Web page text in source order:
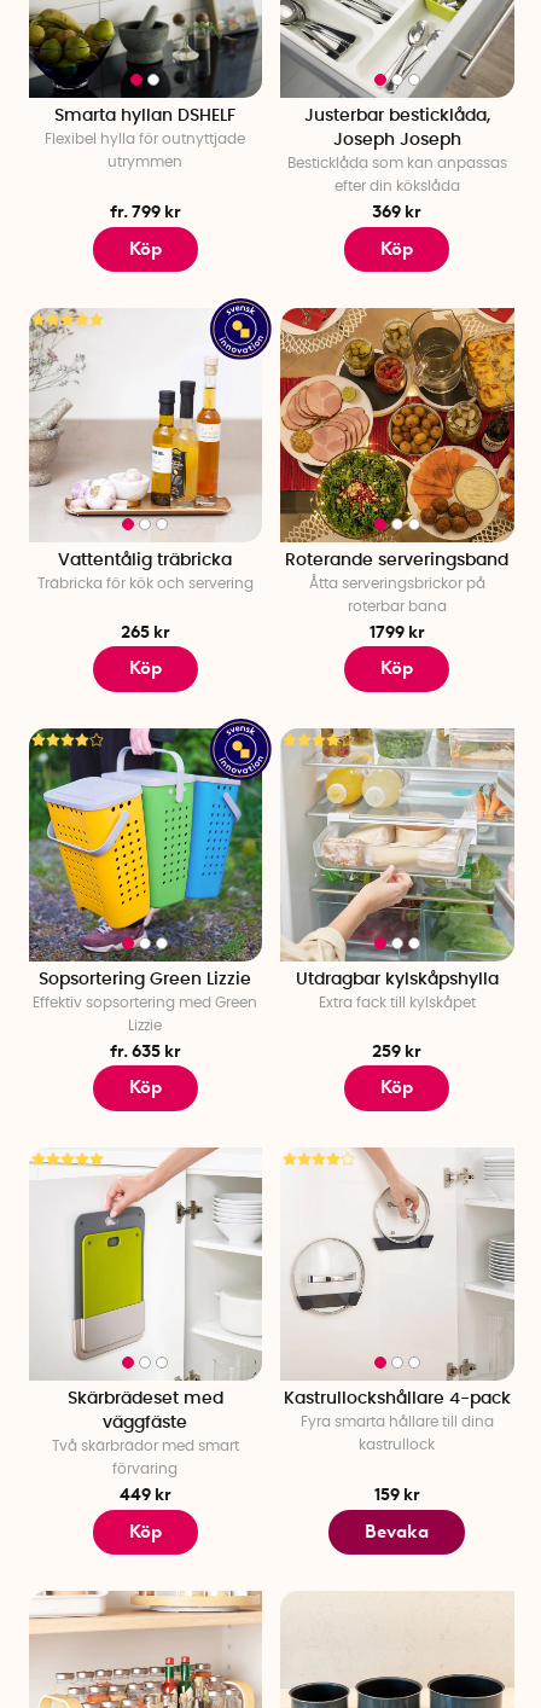
Smarta hyllan DSHELF
Flexibel hylla för outnyttjade
utrymmen
fr. 799 kr
Köp
Justerbar besticklåda,
Joseph Joseph
Besticklåda som kan anpassas
efter din kökslåda
369 kr
Köp
Vattentålig träbricka
Träbricka för kök och servering
265 kr
Köp
Roterande serveringsband
Åtta serveringsbrickor på
roterbar bana
1799 kr
Köp
Sopsortering Green Lizzie
Effektiv sopsortering med Green
Lizzie
fr. 635 kr
Köp
Utdragbar kylskåpshylla
Extra fack till kylskåpet
259 kr
Köp
Skärbrädeset med
väggfäste
Två skärbrädor med smart
förvaring
449 kr
Köp
Kastrullockshållare 4-pack
Fyra smarta hållare till dina
kastrullock
159 kr
Bevaka